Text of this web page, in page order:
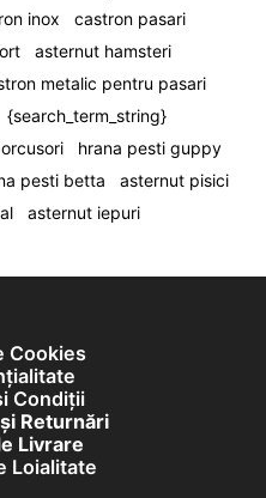
inox
castron pasari
asternut hamsteri
metalic pentru pasari
{search_term_string}
hrana pesti guppy
pesti betta
asternut pisici
asternut iepuri
Cookies
Condiții
Returnări
Livrare
Loialitate